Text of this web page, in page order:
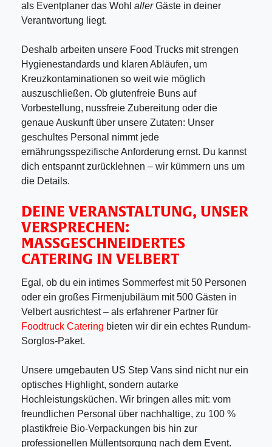
als Eventplaner das Wohl allerGäste in deiner
Verantwortung liegt.
Deshalb arbeiten unsere Food Trucks mit strengen
Hygienestandards und klaren Abläufen, um
Kreuzkontaminationen so weit wie möglich
auszuschließen. Ob glutenfreie Buns auf
Vorbestellung, nussfreie Zubereitung oder die
genaue Auskunft über unsere Zutaten: Unser
geschultes Personal nimmt jede
ernährungsspezifische Anforderung ernst. Du kannst
dich entspannt zurücklehnen – wir kümmern uns um
die Details.
DEINE VERANSTALTUNG, UNSER
VERSPRECHEN:
MASSGESCHNEIDERTES C
ATERING IN VELBERT
Egal, ob du ein intimes Sommerfest mit 50 Personen
oder ein großes Firmenjubiläum mit 500 Gästen in
Velbert ausrichtest – als erfahrener Partner für
Foodtruck Catering bieten wir dir ein echtes Rundum-
Sorglos-Paket.
Unsere umgebauten US Step Vans sind nicht nur ein
optisches Highlight, sondern autarke
Hochleistungsküchen. Wir bringen alles mit: vom
freundlichen Personal über nachhaltige, zu 100 %
plastikfreie Bio-Verpackungen bis hin zur
professionellen Müllentsorgung nach dem Event.